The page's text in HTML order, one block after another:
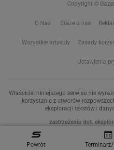
Powrót
Copyright ©
O Nas Staże u nas
Wszystkie artykuły Zasady
Ustawienia
Właściciel niniejszego serwisu nie
korzystanie z utworów
eksploracji tekstów i
zastrzeżeniu dot.
serwisów internetowych Grupy
prezentujemy w ramach